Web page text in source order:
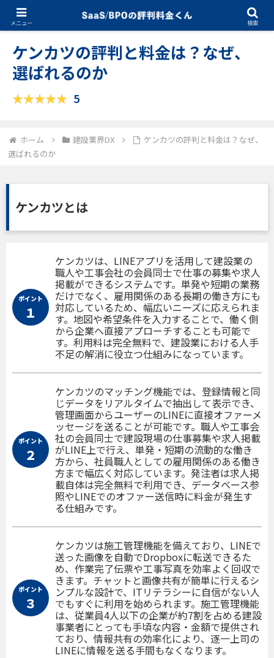
建設業界DX 11.27.2025
ケンカツの評判と料金は？なぜ、
選ばれるのか
5
ホーム 建設業界DX
ケンカツの評判と料金は？なぜ、
選ばれるのか
ケンカツとは
ポイント
１
ケンカツは、LINEアプリを活用して建設業の
職人や工事会社の会員同士で仕事の募集や求人
掲載ができるシステムです。単発や短期の業務
だけでなく、雇用関係のある長期の働き方にも
対応しているため、幅広いニーズに応えられま
す。地図や希望条件を入力することで、働く側
から企業へ直接アプローチすることも可能で
す。利用料は完全無料で、建設業における人手
不足の解消に役立つ仕組みになっています。
ポイント
２
ケンカツのマッチング機能では、登録情報と同
じデータをリアルタイムで抽出して表示でき、
管理画面からユーザーのLINEに直接オファーメ
ッセージを送ることが可能です。職人や工事会
社の会員同士で建設現場の仕事募集や求人掲載
がLINE上で行え、単発・短期の流動的な働き
方から、社員職人としての雇用関係のある働き
方まで幅広く対応しています。発注者は求人掲
載自体は完全無料で利用でき、データベース参
照やLINEでのオファー送信時に料金が発生す
る仕組みです。
ポイント
３
ケンカツは施工管理機能を備えており、LINEで
送った画像を自動でDropboxに転送できるた
め、作業完了伝票や工事写真を効率よく回収で
きます。チャットと画像共有が簡単に行えるシ
ンプルな設計で、ITリテラシーに自信がない人
でもすぐに利用を始められます。施工管理機能
は、従業員4人以下の企業が約7割を占める建設
事業者にとっても手頃な内容・金額で提供され
ており、情報共有の効率化により、逐一上司の
LINEに情報を送る手間もなくなります。
メニュー 検索